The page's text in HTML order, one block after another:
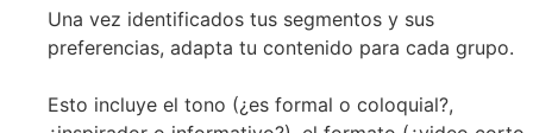
Una vez identificados tus segmentos y sus
preferencias, adapta tu contenido para cada grupo.
Esto incluye el tono (¿es formal o coloquial?,